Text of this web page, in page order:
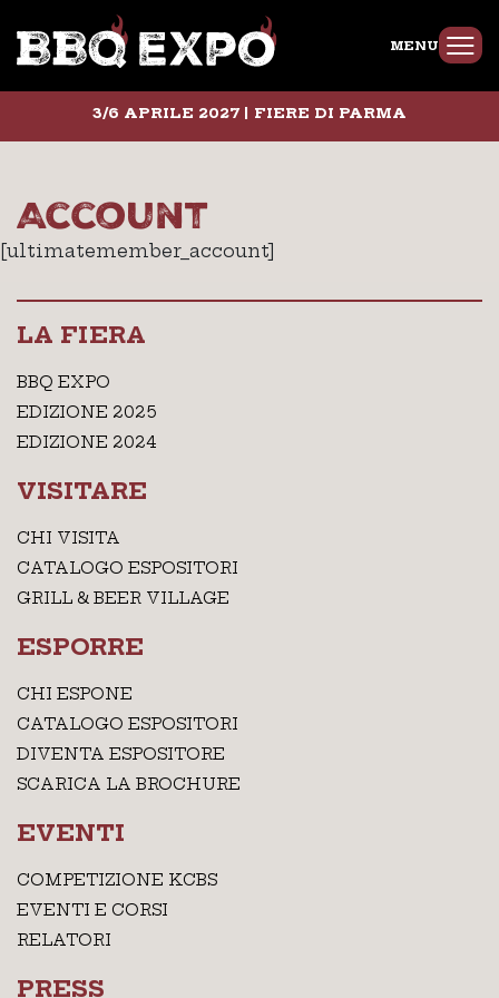
MENU
3/6 APRILE 2027 | FIERE DI PARMA
Account
[ultimatemember_account]
LA FIERA
BBQ EXPO
EDIZIONE 2025
EDIZIONE 2024
VISITARE
CHI VISITA
CATALOGO ESPOSITORI
GRILL & BEER VILLAGE
ESPORRE
CHI ESPONE
CATALOGO ESPOSITORI
DIVENTA ESPOSITORE
SCARICA LA BROCHURE
EVENTI
COMPETIZIONE KCBS
EVENTI E CORSI
RELATORI
PRESS